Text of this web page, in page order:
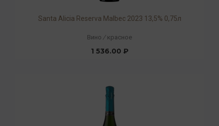
Santa Alicia Reserva Malbec 2023 13,5% 0,75л
Вино / красное
1 536.00 ₽